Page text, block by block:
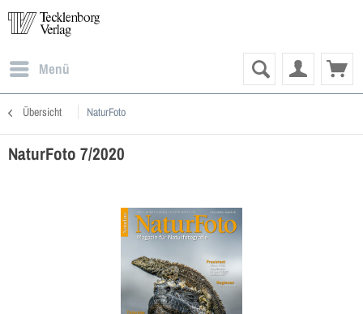
Menü
Übersicht NaturFoto
NaturFoto 7/2020